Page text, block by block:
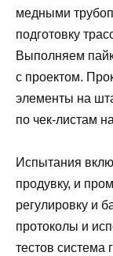
медными
подготовку
Выполняем
с проектом.
элементы на
по чек-листам
Испытания
продувку, и
регулировку и
протоколы и
тестов система